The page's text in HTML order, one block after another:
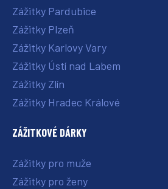
Zážitky Pardubice
Zážitky Plzeň
Zážitky Karlovy Vary
Zážitky Ústí nad Labem
Zážitky Zlín
Zážitky Hradec Králové
ZÁŽITKOVÉ DÁRKY
Zážitky pro muže
Zážitky pro ženy